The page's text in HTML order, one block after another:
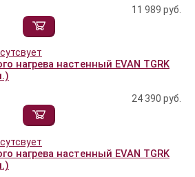
11 989 руб.
нагрева настенный EVAN TGRK
24 390 руб.
нагрева настенный EVAN TGRK